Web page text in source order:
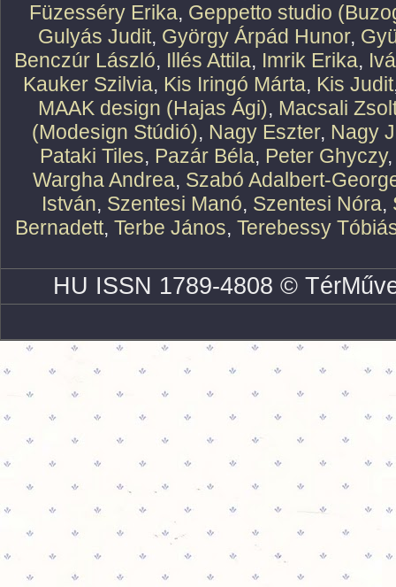
Füzesséry Erika, Geppetto studio
Gulyás Judit, György Árpád Hunor,
Benczúr László, Illés Attila, Imrik Erika,
Kauker Szilvia, Kis Iringó Márta, Kis Judit
MAAK design (Hajas Ági), Macsali
(Modesign Stúdió), Nagy Eszter, Nagy
Pataki Tiles, Pazár Béla, Peter Ghyczy
Wargha Andrea, Szabó Adalbert-
István, Szentesi Manó, Szentesi Nóra,
Bernadett, Terbe János, Terebessy
HU ISSN 1789-4808 ©